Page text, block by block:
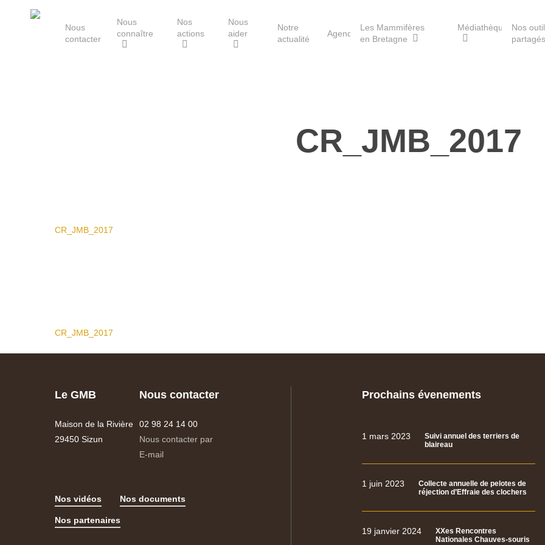
Nous
contacter
Nous
connaître
Nos
actions
Les Havres de paix pour la
Nous
aider
Notre
actualité
Agenda
Les Mammifères
en Bretagne
Médiathèque
Nos
partagés
CR_JMB_2017
CR_JMB_2017
CR_JMB_2017
Le GMB
Maison de la Rivière
29450 Sizun
Nous contacter
02 98 24 14 00
Nous contacter par
E-mail
Nos vidéos Nos documents
Nos partenaires
Prochains évenements
1 mars 2023
Suivi annuel des terriers de
blaireau
1 juin 2023
Collecte annuelle de pelotes de
réjection d’Effraie des clochers
19 janvier 2024
XXes Rencontres
Nationales Chauves-souris